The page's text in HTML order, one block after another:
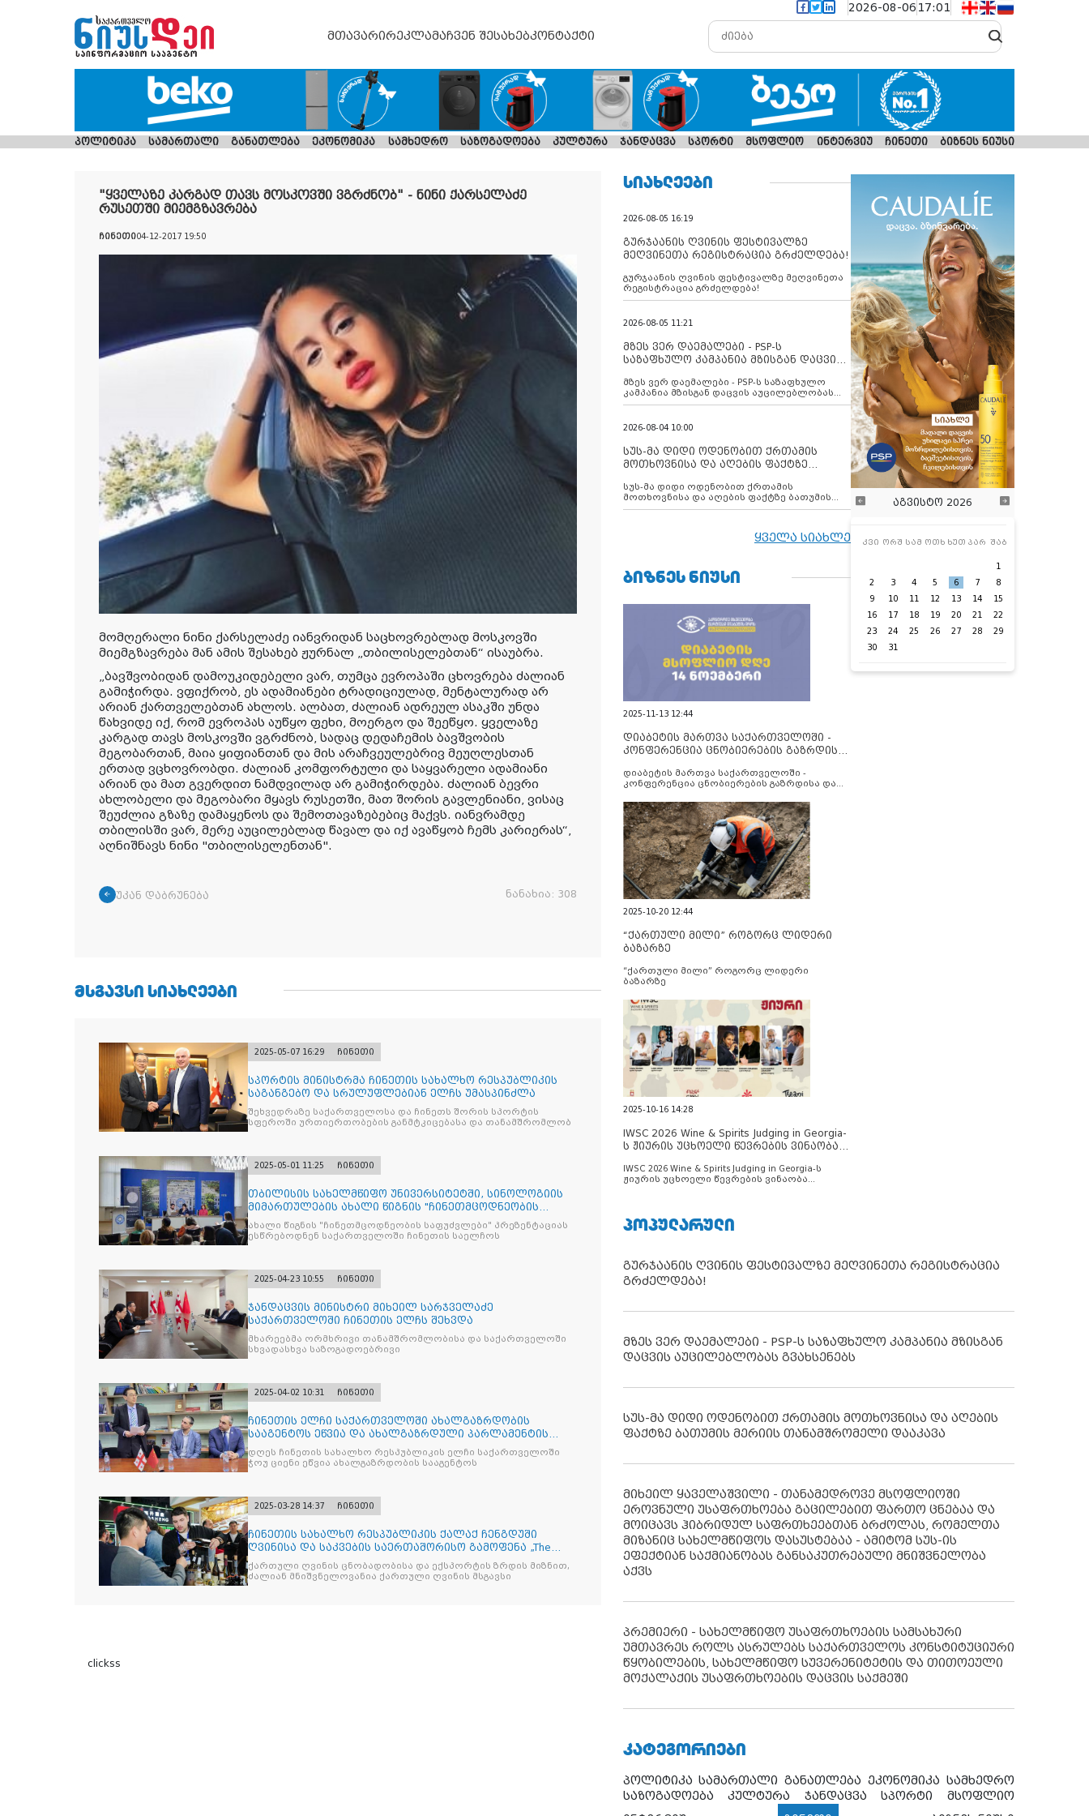
2026-08-06 17:01
მთავარირეკლამაჩვენ შესახებკონტაქტი
პოლიტიკა სამართალი განათლება ეკონომიკა სამხედრო საზოგადოება კულტურა ჯანდაცვა სპორტი მსოფლიო ინტერვიუ ჩინეთი ბიზნეს ნიუსი
"ყველაზე კარგად თავს მოსკოვში ვგრძნობ" - ნინი ქარსელაძე
რუსეთში მიემგზავრება
ჩინეთი04-12-2017 19:50
მომღერალი ნინი ქარსელაძე იანვრიდან საცხოვრებლად მოსკოვში
მიემგზავრება მან ამის შესახებ ჟურნალ „თბილისელებთან“ ისაუბრა.
„ბავშვობიდან დამოუკიდებელი ვარ, თუმცა ევროპაში ცხოვრება ძალიან
გამიჭირდა. ვფიქრობ, ეს ადამიანები ტრადიციულად, მენტალურად არ
არიან ქართველებთან ახლოს. ალბათ, ძალიან ადრეულ ასაკში უნდა
წახვიდე იქ, რომ ევროპას აუწყო ფეხი, მოერგო და შეეწყო. ყველაზე
კარგად თავს მოსკოვში ვგრძნობ, სადაც დედაჩემის ბავშვობის
მეგობართან, მაია ყიფიანთან და მის არაჩვეულებრივ მეუღლესთან
ერთად ვცხოვრობდი. ძალიან კომფორტული და საყვარელი ადამიანი
არიან და მათ გვერდით ნამდვილად არ გამიჭირდება. ძალიან ბევრი
ახლობელი და მეგობარი მყავს რუსეთში, მათ შორის გავლენიანი, ვისაც
შეუძლია გზაზე დამაყენოს და შემოთავაზებებიც მაქვს. იანვრამდე
თბილისში ვარ, მერე აუცილებლად წავალ და იქ ავაწყობ ჩემს კარიერას“,
აღნიშნავს ნინი "თბილისელენთან".
უკან დაბრუნება ნანახია: 308
ᲛᲡᲒᲐᲕᲡᲘ ᲡᲘᲐᲮᲚᲔᲔᲑᲘ
2025-05-07 16:29 ჩინეთი
სპორტის მინისტრმა ჩინეთის სახალხო რესპუბლიკის
საგანგებო და სრულუფლებიან ელჩს უმასპინძლა
შეხვედრაზე საქართველოსა და ჩინეთს შორის სპორტის
სფეროში ურთიერთობების განმტკიცებასა და თანამშრომლობ
2025-05-01 11:25 ჩინეთი
თბილისის სახელმწიფო უნივერსიტეტში, სინოლოგიის
მიმართულების ახალი წიგნის "ჩინეთმცოდნეობის
საფუძვ
ახალი წიგნის "ჩინეთმცოდნეობის საფუძვლები" პრეზენტაციას
ესწრებოდნენ საქართველოში ჩინეთის საელჩოს
2025-04-23 10:55 ჩინეთი
ჯანდაცვის მინისტრი მიხეილ სარჯველაძე
საქართველოში ჩინეთის ელჩს შეხვდა
მხარეებმა ორმხრივი თანამშრომლობისა და საქართველოში
სხვადასხვა საზოგადოებრივი
2025-04-02 10:31 ჩინეთი
ჩინეთის ელჩი საქართველოში ახალგაზრდობის
სააგენტოს ეწვია და ახალგაზრდული პარლამენტის
სტუდენტებს შეხვდ
დღეს ჩინეთის სახალხო რესპუბლიკის ელჩი საქართველოში
ჭოუ ციენი ეწვია ახალგაზრდობის სააგენტოს
2025-03-28 14:37 ჩინეთი
ჩინეთის სახალხო რესპუბლიკის ქალაქ ჩენგდუში
ღვინისა და საკვების საერთაშორისო გამოფენა „The
China Food
ქართული ღვინის ცნობადობისა და ექსპორტის ზრდის მიზნით,
ძალიან მნიშვნელოვანია ქართული ღვინის მსგავსი
clickss
ᲡᲘᲐᲮᲚᲔᲔᲑᲘ
2026-08-05 16:19
გურჯაანის ღვინის ფესტივალზე
მეღვინეთა რეგისტრაცია გრძელდება!
გურჯაანის ღვინის ფესტივალზე მეღვინეთა
რეგისტრაცია გრძელდება!
2026-08-05 11:21
მზეს ვერ დაემალები - PSP-ს
საზაფხულო კამპანია მზისგან დაცვის
მზეს ვერ დაემალები - PSP-ს საზაფხულო
კამპანია მზისგან დაცვის აუცილებლობას
გვახსენებს
2026-08-04 10:00
სუს-მა დიდი ოდენობით ქრთამის
მოთხოვნისა და აღების ფაქტზე
დააკავა
სუს-მა დიდი ოდენობით ქრთამის
მოთხოვნისა და აღების ფაქტზე ბათუმის
მერიის თანამშრომელი დააკავა
ყველა სიახლე
ᲑᲘᲖᲜᲔᲡ ᲜᲘᲣᲡᲘ
2025-11-13 12:44
დიაბეტის მართვა საქართველოში -
კონფერენცია ცნობიერების გაზრდისა
დიაბეტის მართვა საქართველოში -
კონფერენცია ცნობიერების გაზრდისა და
2025-10-20 12:44
“ქართული მილი” როგორც ლიდერი
ბაზარზე
“ქართული მილი” როგორც ლიდერი
ბაზარზე
2025-10-16 14:28
IWSC 2026 Wine & Spirits Judging in Georgia-
ს ჟიურის უცხოელი წევრების ვინაობა
IWSC 2026 Wine & Spirits Judging in Georgia-ს
ჟიურის უცხოელი წევრების ვინაობა
აგვისტო 2026
კვი ორშ სამ ოთხ ხუთ პარ შაბ
1
2
3 4 5 6 7
8
9
10 11 12 13 14
15
16
17 18 19 20 21
22
23
24 25 26 27 28
29
30
31
ᲞᲝᲞᲣᲚᲐᲠᲣᲚᲘ
გურჯაანის ღვინის ფესტივალზე მეღვინეთა რეგისტრაცია
გრძელდება!
მზეს ვერ დაემალები - PSP-ს საზაფხულო კამპანია მზისგან
დაცვის აუცილებლობას გვახსენებს
სუს-მა დიდი ოდენობით ქრთამის მოთხოვნისა და აღების
ფაქტზე ბათუმის მერიის თანამშრომელი დააკავა
მიხეილ ყაველაშვილი - თანამედროვე მსოფლიოში
ეროვნული უსაფრთხოება გაცილებით ფართო ცნებაა და
მოიცავს ჰიბრიდულ საფრთხეებთან ბრძოლას, რომელთა
მიზანიც სახელმწიფოს დასუსტებაა - ამიტომ სუს-ის
ეფექტიან საქმიანობას განსაკუთრებული მნიშვნელობა
აქვს
პრემიერი - სახელმწიფო უსაფრთხოების სამსახური
უმთავრეს როლს ასრულებს საქართველოს კონსტიტუციური
წყობილების, სახელმწიფო სუვერენიტეტის და თითოეული
მოქალაქის უსაფრთხოების დაცვის საქმეში
ᲙᲐᲢᲔᲒᲝᲠᲘᲔᲑᲘ
პოლიტიკა სამართალი განათლება ეკონომიკა სამხედრო
საზოგადოება
კულტურა ჯანდაცვა სპორტი
მსოფლიო